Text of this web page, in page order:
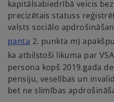
kapitālsabiedrībā veicis
precizētais statuss
valsts sociālo
panta o
p
e
n
s
i
2. punkta m)
ka atbilstoši likuma par VSA
persona kopš 2019.gada
pensiju, veselības un
bet ne slimības